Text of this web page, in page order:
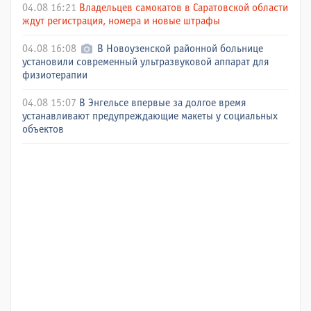
04.08 16:21 Владельцев самокатов в Саратовской области
ждут регистрация, номера и новые штрафы
04.08 16:08
В Новоузенской районной больнице
установили современный ультразвуковой аппарат для
физиотерапии
04.08 15:07 В Энгельсе впервые за долгое время
устанавливают предупреждающие макеты у социальных
объектов